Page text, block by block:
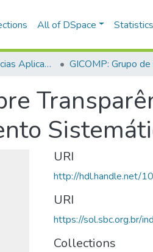
All of DSpace Statistics
Escuela de Ciencias Aplicadas e Ingeniería
URI
http://hdl.handle.net/
URI
https://sol.sbc.org.br/
Collections